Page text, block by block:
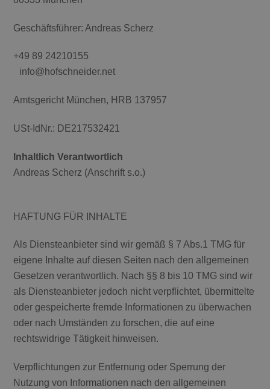
Geschäftsführer: Andreas Scherz
+49 89 24210155
info@hofschneider.net
Amtsgericht München, HRB 137957
USt-IdNr.: DE217532421
Inhaltlich Verantwortlich
Andreas Scherz (Anschrift s.o.)
HAFTUNG FÜR INHALTE
Als Diensteanbieter sind wir gemäß § 7 Abs.1 TMG für
eigene Inhalte auf diesen Seiten nach den allgemeinen
Gesetzen verantwortlich. Nach §§ 8 bis 10 TMG sind wir
als Diensteanbieter jedoch nicht verpflichtet, übermittelte
oder gespeicherte fremde Informationen zu überwachen
oder nach Umständen zu forschen, die auf eine
rechtswidrige Tätigkeit hinweisen.
Verpflichtungen zur Entfernung oder Sperrung der
Nutzung von Informationen nach den allgemeinen